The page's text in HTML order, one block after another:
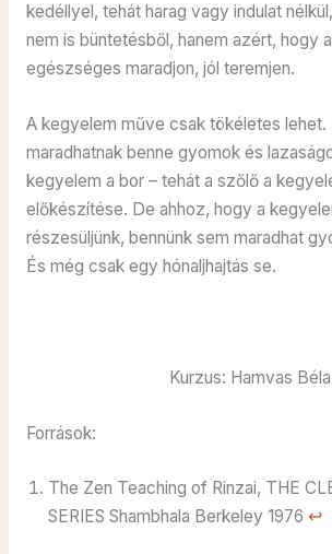
kedéllyel, tehát harag vagy indulat
nem is büntetésből, hanem azért, hogy
egészséges maradjon, jól teremjen.
A kegyelem műve csak tökéletes lehet.
maradhatnak benne gyomok és
kegyelem a bor – tehát a szőlő a
előkészítése. De ahhoz, hogy a
részesüljünk, bennünk sem maradhat
És még csak egy hónaljhajtás se.
Kurzus: Hamvas
Források:
The Zen Teaching of Rinzai, THE
SERIES Shambhala Berkeley 1976 ↩︎